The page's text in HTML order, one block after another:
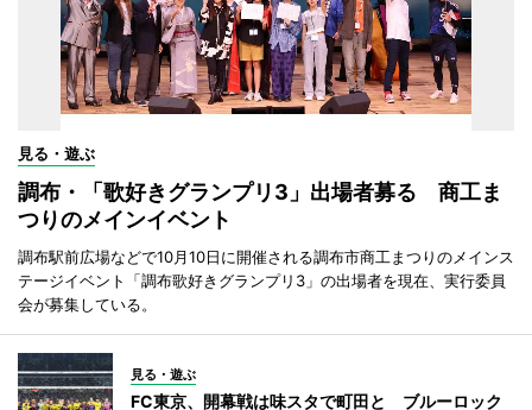
見る・遊ぶ
調布・「歌好きグランプリ3」出場者募る 商工ま
つりのメインイベント
調布駅前広場などで10月10日に開催される調布市商工まつりのメインス
テージイベント「調布歌好きグランプリ3」の出場者を現在、実行委員
会が募集している。
見る・遊ぶ
FC東京、開幕戦は味スタで町田と ブルーロック